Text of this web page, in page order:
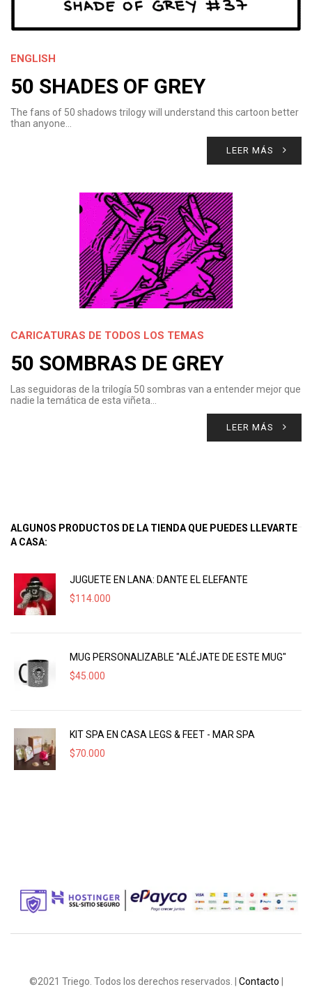
ENGLISH
50 SHADES OF GREY
The fans of 50 shadows trilogy will understand this cartoon better
than anyone…
LEER MÁS
CARICATURAS DE TODOS LOS TEMAS
50 SOMBRAS DE GREY
Las seguidoras de la trilogía 50 sombras van a entender mejor que
nadie la temática de esta viñeta…
LEER MÁS
ALGUNOS PRODUCTOS DE LA TIENDA QUE PUEDES LLEVARTE
A CASA:
JUGUETE EN LANA: DANTE EL ELEFANTE
$114.000
MUG PERSONALIZABLE "ALÉJATE DE ESTE MUG"
$45.000
KIT SPA EN CASA LEGS & FEET - MAR SPA
$70.000
©2021 Triego. Todos los derechos reservados. | Contacto